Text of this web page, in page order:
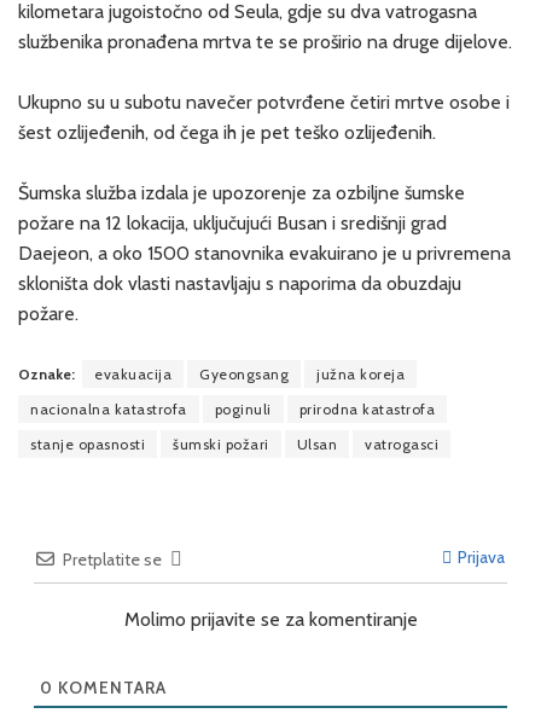
kilometara jugoistočno od Seula, gdje su dva vatrogasna
službenika pronađena mrtva te se proširio na druge dijelove.
Ukupno su u subotu navečer potvrđene četiri mrtve osobe i
šest ozlijeđenih, od čega ih je pet teško ozlijeđenih.
Šumska služba izdala je upozorenje za ozbiljne šumske
požare na 12 lokacija, uključujući Busan i središnji grad
Daejeon, a oko 1500 stanovnika evakuirano je u privremena
skloništa dok vlasti nastavljaju s naporima da obuzdaju
požare.
Oznake: evakuacija Gyeongsang
južna koreja
nacionalna katastrofa
poginuli
prirodna katastrofa
stanje opasnosti
šumski požari Ulsan vatrogasci
Pretplatite se Prijava
Molimo prijavite se za komentiranje
0 KOMENTARA